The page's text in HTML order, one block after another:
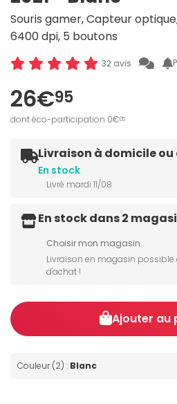
Souris gamer, Capteur
6400 dpi, 5 boutons
32 avis
26€95
dont éco-participation 0€05
Livraison à domicile ou
En stock
Livré mardi 11/08
En stock dans 2
Choisir mon magasin
Livraison en magasin possible
d'achat !
Ajouter au
Couleur (2) : Blanc